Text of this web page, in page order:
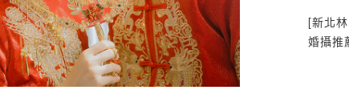
[新北
婚攝推